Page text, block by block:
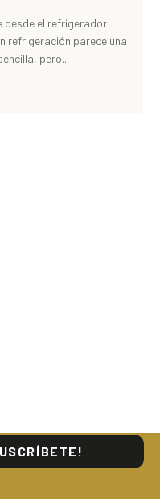
desde el refrigerador
refrigeración parece una
pero...